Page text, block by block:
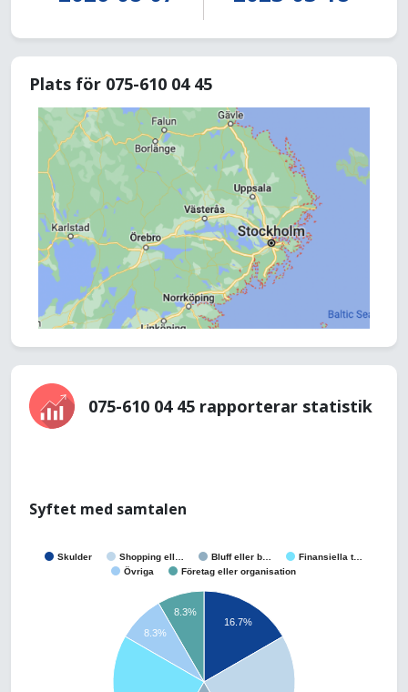
Plats för 075-610 04 45
075-610 04 45 rapporterar statistik
Syftet med samtalen
Skulder Shopping ell… Bluff eller b…
Finansiella t…
Övriga
Företag eller organisation
16.7%
8.3%
8.3%